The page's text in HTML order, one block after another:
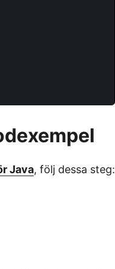
Java, följ dessa steg: